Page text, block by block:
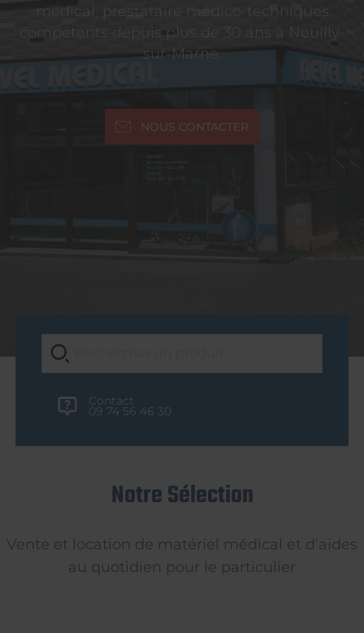
médical, prestataire médico-techniques
compétents depuis plus de 30 ans à Neuilly-
sur-Marne.
NOUS CONTACTER
Contact
09 74 56 46 30
Notre Sélection
Vente et location de matériel médical et d'aides
au quotidien pour le particulier